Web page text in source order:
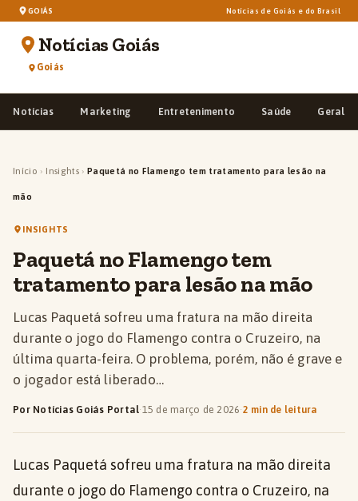
GOIÁS Notícias de Goiás e do Brasil
Notícias Goiás
Goiás
Notícias Marketing Entretenimento Saúde Geral
Início › Insights › Paquetá no Flamengo tem tratamento para lesão na
mão
INSIGHTS
Paquetá no Flamengo tem
tratamento para lesão na mão
Lucas Paquetá sofreu uma fratura na mão direita
durante o jogo do Flamengo contra o Cruzeiro, na
última quarta-feira. O problema, porém, não é grave e
o jogador está liberado…
Por Notícias Goiás Portal·15 de março de 2026·2 min de leitura
Lucas Paquetá sofreu uma fratura na mão direita
durante o jogo do Flamengo contra o Cruzeiro, na